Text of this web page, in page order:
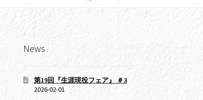
News
第19回『生涯現役フェア』 ＃3
2026-02-01